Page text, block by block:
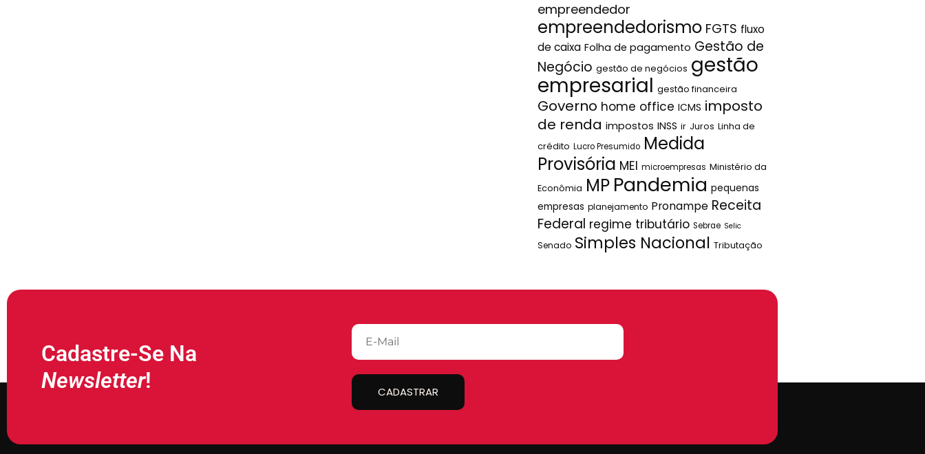
empreendedor
empreendedorismo FGTS fluxo
de caixa Folha de pagamento Gestão de
Negócio gestão de negócios gestão
empresarial gestão financeira
Governo home office ICMS imposto
de renda impostos INSS ir Juros Linha de
crédito Lucro Presumido Medida
Provisória MEI microempresas Ministério da
Econômia MP Pandemia pequenas
empresas planejamento Pronampe Receita
Federal regime tributário Sebrae Selic
Senado Simples Nacional Tributação
Cadastre-Se Na
Newsletter! CADASTRAR